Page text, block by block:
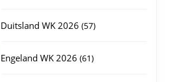
Duitsland WK 2026 5757
Engeland WK 2026 6161